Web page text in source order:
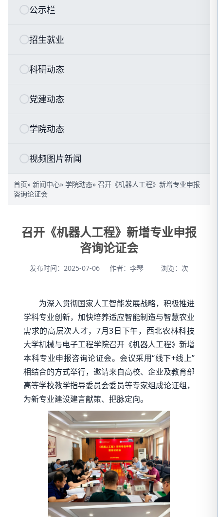
公示栏
招生就业
科研动态
党建动态
学院动态
视频图片新闻
首页» 新闻中心» 学院动态» 召开《机器人工程》新增专业申报
咨询论证会
召开《机器人工程》新增专业申报
咨询论证会
发布时间：2025-07-06 作者：李琴 浏览： 次
为深入贯彻国家人工智能发展战略，积极推进
学科专业创新，加快培养适应智能制造与智慧农业
需求的高层次人才，7月3日下午，西北农林科技
大学机械与电子工程学院召开《机器人工程》新增
本科专业申报咨询论证会。会议采用“线下+线上”
相结合的方式举行，邀请来自高校、企业及教育部
高等学校教学指导委员会委员等专家组成论证组，
为新专业建设建言献策、把脉定向。